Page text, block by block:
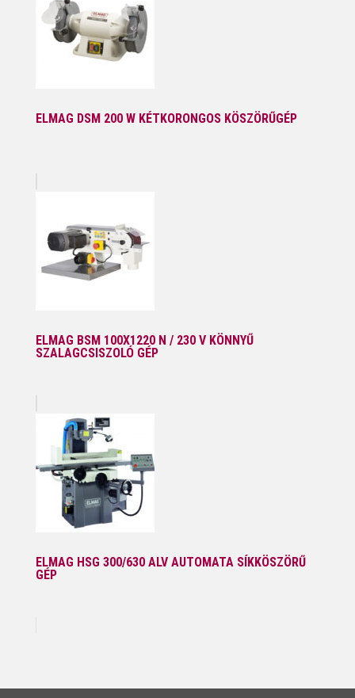
ELMAG DSM 200 W KÉTKORONGOS KÖSZÖRŰGÉP
ELMAG BSM 100X1220 N / 230 V KÖNNYŰ
SZALAGCSISZOLÓ GÉP
ELMAG HSG 300/630 ALV AUTOMATA SÍKKÖSZÖRŰ
GÉP